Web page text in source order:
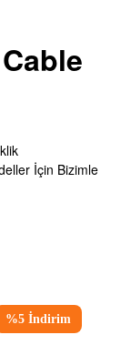
İçin Bizimle
%5 İndirim